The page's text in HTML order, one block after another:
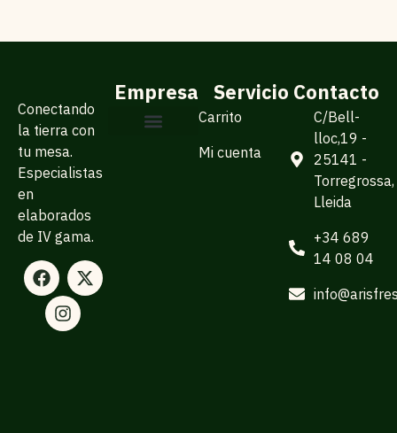
Conectando
la tierra con
tu mesa.
Especialistas
en
elaborados
de IV gama.
Empresa Servicio
Carrito
Mi cuenta
Contacto
C/Bell-
lloc,19 -
25141 -
Torregrossa,
Lleida
+34 689
14 08 04